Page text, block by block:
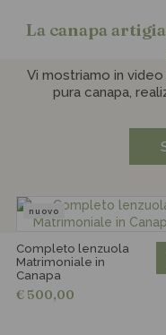
La canapa
Vi mostriamo in
pura canapa,
nuovo
Completo lenzuola
Matrimoniale in
Canapa
€ 500,00